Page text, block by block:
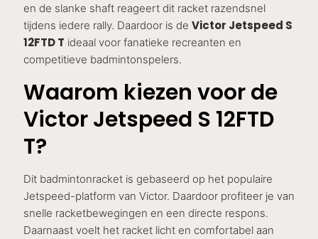
en de slanke shaft reageert dit racket razendsnel
tijdens iedere rally. Daardoor is de Victor Jetspeed S
12FTD T ideaal voor fanatieke recreanten en
competitieve badmintonspelers.
Waarom kiezen voor de
Victor Jetspeed S 12FTD
T?
Dit badmintonracket is gebaseerd op het populaire
Jetspeed-platform van Victor. Daardoor profiteer je van
snelle racketbewegingen en een directe respons.
Daarnaast voelt het racket licht en comfortabel aan